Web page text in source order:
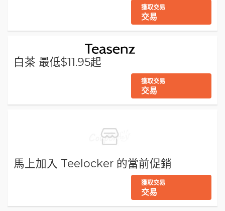
獲取交易
交易
白茶 最低$11.95起
獲取交易
交易
馬上加入 Teelocker 的當前促銷
獲取交易
交易